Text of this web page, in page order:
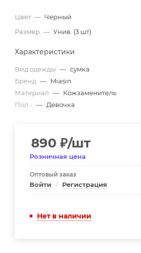
Цвет — Черный
Размер — Унив. (3 шт)
Характеристики
Вид одежды — сумка
Бренд — Miasin
Материал — Кожзаменитель
Пол - — Девочка
890 ₽/шт
Розничная цена
Оптовый заказ
Войти / Регистрация
Нет в наличии